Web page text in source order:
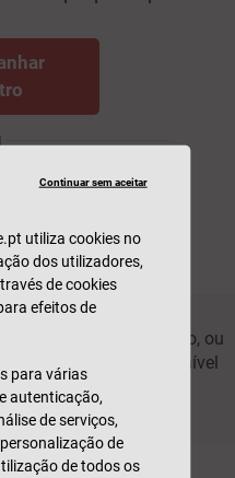
adicional?
se precisar de apoio, ou
211 520 310, disponível
09h às 19h.
Continuar sem aceitar
utiliza cookies no
dos utilizadores,
de cookies
efeitos de
para várias
autenticação,
de serviços,
de
de todos os